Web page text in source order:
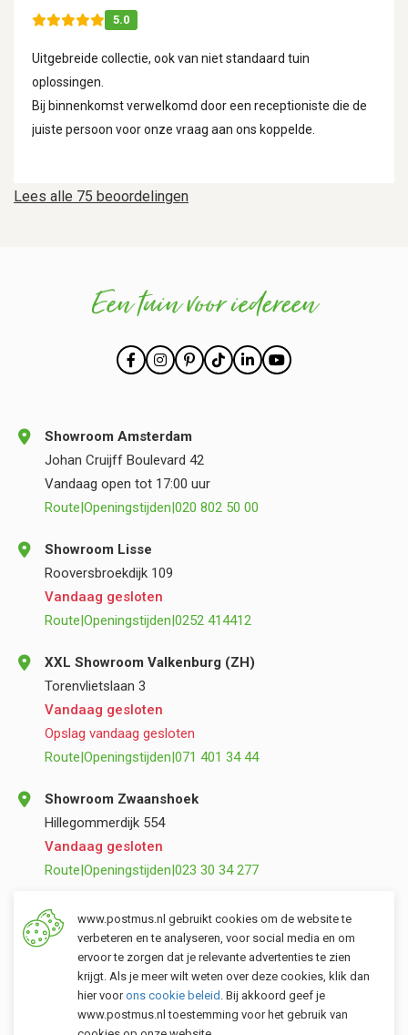
Lees alle 75 beoordelingen
5.0
Uitgebreide collectie, ook van niet standaard tuin
oplossingen.
Bij binnenkomst verwelkomd door een receptioniste die de
juiste persoon voor onze vraag aan ons koppelde.
Een tuin voor iedereen
Showroom Amsterdam
Johan Cruijff Boulevard 42
Vandaag open tot 17:00 uur
Route Openingstijden 020 802 50 00
Showroom Lisse
Rooversbroekdijk 109
Vandaag gesloten
Route Openingstijden 0252 414412
XXL Showroom Valkenburg (ZH)
Torenvlietslaan 3
Vandaag gesloten
Opslag vandaag gesloten
Route Openingstijden 071 401 34 44
Showroom Zwaanshoek
Hillegommerdijk 554
Vandaag gesloten
Route Openingstijden 023 30 34 277
Opslag Valkenburg (ZH)
Torenvlietslaan 3
Vandaag gesloten
Route|Openingstijden |071 401 34 44
www.postmus.nl gebruikt cookies om de website te
verbeteren en te analyseren, voor social media en om
ervoor te zorgen dat je relevante advertenties te zien
krijgt. Als je meer wilt weten over deze cookies, klik dan
hier voorons cookie beleid . Bij akkoord geef je
www.postmus.nl toestemming voor het gebruik van